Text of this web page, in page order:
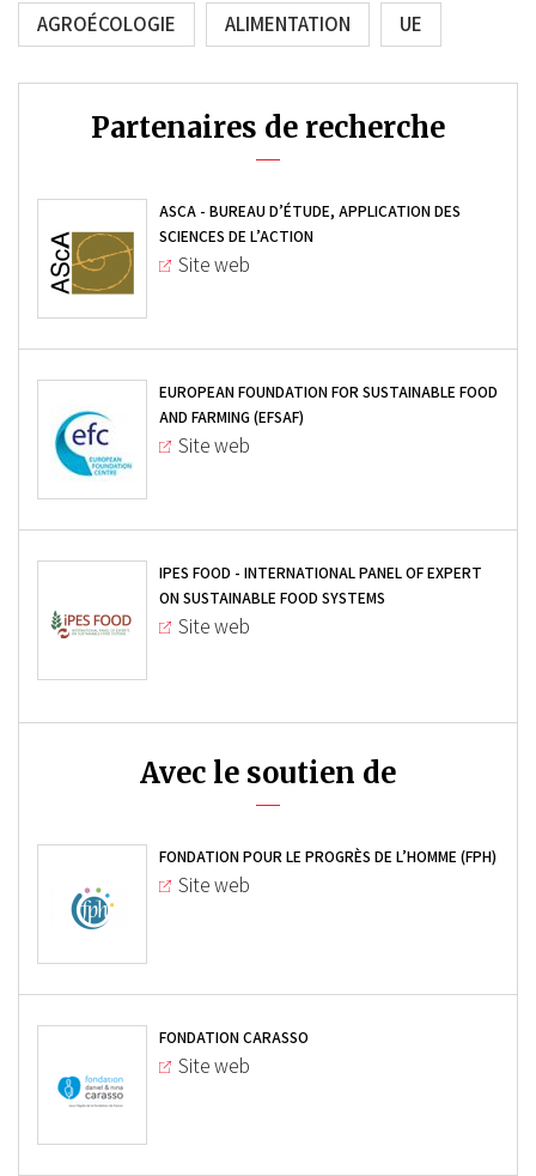
AGROÉCOLOGIE ALIMENTATION UE
Partenaires de recherche
ASCA - BUREAU D’ÉTUDE, APPLICATION DES
SCIENCES DE L’ACTION
Site web
EUROPEAN FOUNDATION FOR SUSTAINABLE FOOD
AND FARMING (EFSAF)
Site web
IPES FOOD - INTERNATIONAL PANEL OF EXPERT
ON SUSTAINABLE FOOD SYSTEMS
Site web
Avec le soutien de
FONDATION POUR LE PROGRÈS DE L’HOMME (FPH)
Site web
FONDATION CARASSO
Site web